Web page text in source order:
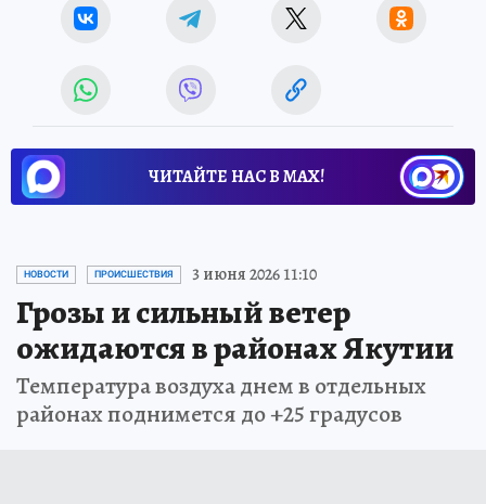
ЧИТАЙТЕ НАС В МАХ!
НОВОСТИ ПРОИСШЕСТВИЯ 3 июня 2026 11:10
Грозы и сильный ветер
ожидаются в районах Якутии
Температура воздуха днем в отдельных
районах поднимется до +25 градусов